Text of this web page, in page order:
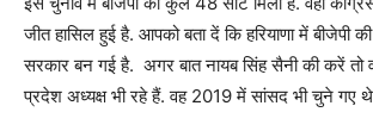
जीत हासिल हुई है. आपको बता दें कि हरियाणा में बीजेपी
सरकार बन गई है. अगर बात नायब सिंह सैनी की करें तो
प्रदेश अध्यक्ष भी रहे हैं. वह 2019 में सांसद भी चुने गए